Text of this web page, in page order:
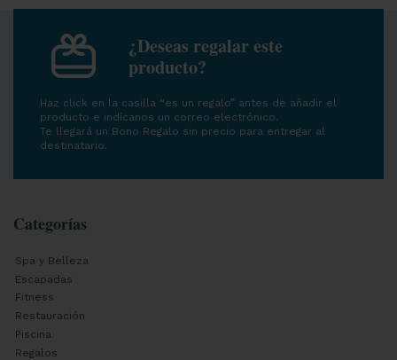
¿Deseas regalar este
producto?
Haz click en la casilla “es un regalo” antes de añadir el
producto e indícanos un correo electrónico.
Te llegará un Bono Regalo sin precio para entregar al
destinatario.
Categorías
Spa y Belleza
Escapadas
Fitness
Restauración
Piscina
Regalos